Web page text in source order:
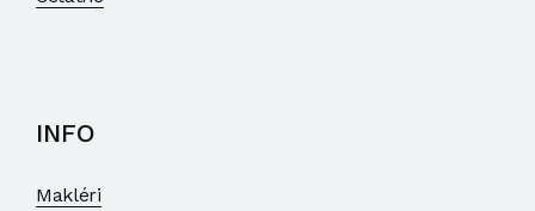
INFO
Makléri